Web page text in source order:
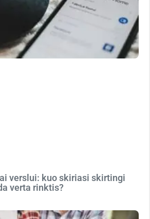
verslui: kuo skiriasi skirtingi
verta rinktis?